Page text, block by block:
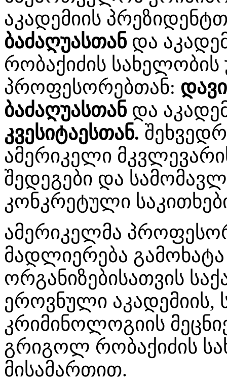
აკადემიის
ბაძაღუასთან და
რობაქიძის სახელობის
პროფესორებთან:
ბაძაღუასთან და
კვესიტაესთან.
ამერიკელი
შედეგები და
კონკრეტული
ამერიკელმა
მადლიერება გამოხატა
ორგანიზებისათვის
ეროვნული
კრიმინოლოგიის
გრიგოლ რობაქიძის
მისამართით.